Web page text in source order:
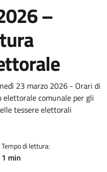
–
23 marzo 2026 - Orari di
comunale per gli
tessere elettorali
Tempo di lettura:
1 min